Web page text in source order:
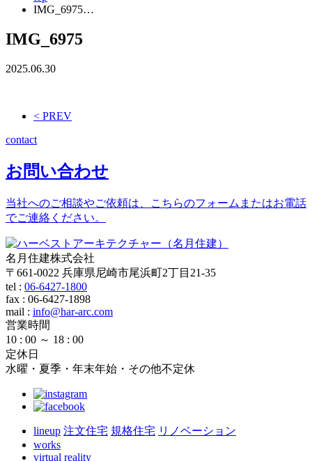
IMG_6975…
IMG_6975
2025.06.30
< PREV
contact
お問い合わせ
当社へのご相談やご依頼は、こちらのフォームまたはお電話
でご連絡ください。
名月住建株式会社
〒661-0022 兵庫県尼崎市尾浜町2丁目21-35
tel : 06-6427-1800
fax : 06-6427-1898
mail : info@har-arc.com
営業時間
10 : 00 ～ 18 : 00
定休日
水曜・夏季・年末年始・その他不定休
lineup 注文住宅 規格住宅 リノベーション
works
virtual reality